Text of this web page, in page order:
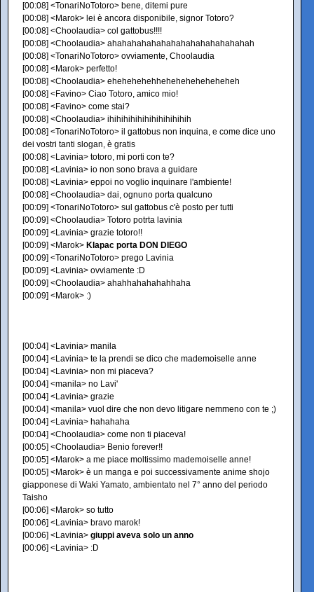
[00:08] <TonariNoTotoro> bene, ditemi pure
[00:08] <Marok> lei è ancora disponibile, signor Totoro?
[00:08] <Choolaudia> col gattobus!!!!
[00:08] <Choolaudia> ahahahahahahahahahahahahahahah
[00:08] <TonariNoTotoro> ovviamente, Choolaudia
[00:08] <Marok> perfetto!
[00:08] <Choolaudia> ehehehehehheheheheheheheheh
[00:08] <Favino> Ciao Totoro, amico mio!
[00:08] <Favino> come stai?
[00:08] <Choolaudia> ihihihihihihihihihihihih
[00:08] <TonariNoTotoro> il gattobus non inquina, e come dice uno
dei vostri tanti slogan, è gratis
[00:08] <Lavinia> totoro, mi porti con te?
[00:08] <Lavinia> io non sono brava a guidare
[00:08] <Lavinia> eppoi no voglio inquinare l'ambiente!
[00:08] <Choolaudia> dai, ognuno porta qualcuno
[00:09] <TonariNoTotoro> sul gattobus c'è posto per tutti
[00:09] <Choolaudia> Totoro potrta lavinia
[00:09] <Lavinia> grazie totoro!!
[00:09] <Marok> Klapac porta DON DIEGO
[00:09] <TonariNoTotoro> prego Lavinia
[00:09] <Lavinia> ovviamente :D
[00:09] <Choolaudia> ahahhahahahahhaha
[00:09] <Marok> :)
[00:04] <Lavinia> manila
[00:04] <Lavinia> te la prendi se dico che mademoiselle anne
[00:04] <Lavinia> non mi piaceva?
[00:04] <manila> no Lavi'
[00:04] <Lavinia> grazie
[00:04] <manila> vuol dire che non devo litigare nemmeno con te ;)
[00:04] <Lavinia> hahahaha
[00:04] <Choolaudia> come non ti piaceva!
[00:05] <Choolaudia> Benio forever!!
[00:05] <Marok> a me piace moltissimo mademoiselle anne!
[00:05] <Marok> è un manga e poi successivamente anime shojo
giapponese di Waki Yamato, ambientato nel 7° anno del periodo
Taisho
[00:06] <Marok> so tutto
[00:06] <Lavinia> bravo marok!
[00:06] <Lavinia> giuppi aveva solo un anno
[00:06] <Lavinia> :D